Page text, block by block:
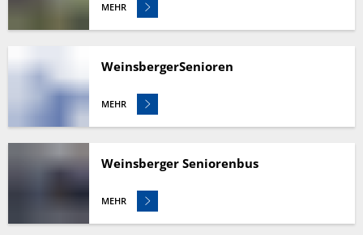
MEHR
WeinsbergerSenioren
MEHR
Weinsberger Seniorenbus
MEHR